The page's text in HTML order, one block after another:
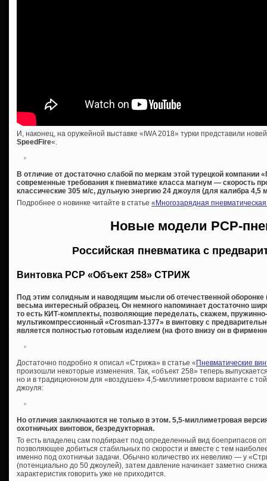
И, наконец, на оружейной выставке «IWA 2018» турки представили
SpeedFire«.
В отличие от достаточно слабой по меркам этой турецкой компании
современные требования к пневматике класса магнум — скорость
классические 305 м/с, дульную энергию 24 джоуля (для калибра 4,5
Подробнее о новинке читайте в статье «Многозарядная
Новые модели PCP-
Российская пневматика с
Винтовка РСР «Объект 258» СТРИЖ
Под этим солидным и наводящим мысли об отечественной оборонке
весьма интересный образец. Он немного напоминает достаточно
то есть КИТ-комплекты, позволяющие переделать, скажем,
мультикомпрессионный «Crosman-1377» в винтовку с
является полностью готовым изделием (на фото внизу он в
Достаточно подробно я описал «Стрижа» в статье « Пневматические
произошли некоторые изменения. Так, «объект 258» теперь
но и в традиционном для «воздушек» 4,5-миллиметровом варианте с
джоуля:
Но отличия заключаются не только в этом. 5,5-миллиметровая
охотничьих винтовок, безредукторная.
То есть владелец сам подбирает под определенный вид боеприпасов
позволяющее добиться стабильных по скорости и вместе с тем
именно под охотничьи задачи. Обычно количество их невелико — у
(потенциально до 50 джоулей), затем давление начинает заметно
характеристик говорить уже не приходится.